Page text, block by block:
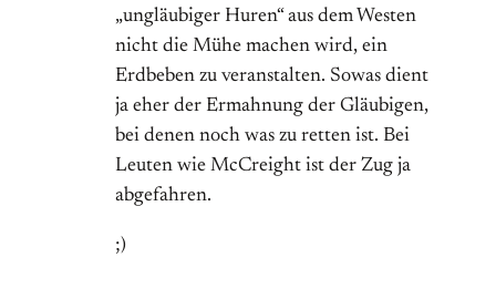
„ungläubiger Huren“ aus dem Westen
nicht die Mühe machen wird, ein
Erdbeben zu veranstalten. Sowas dient
ja eher der Ermahnung der Gläubigen,
bei denen noch was zu retten ist. Bei
Leuten wie McCreight ist der Zug ja
abgefahren.
;)